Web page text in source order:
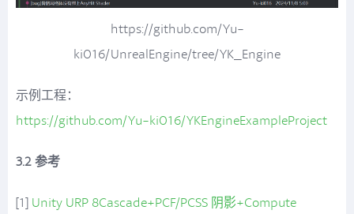
https://github.com/Yu-
ki016/UnrealEngine/tree/YK_Engine
示例工程：
https://github.com/Yu-ki016/YKEngineExampleProject
3.2 参考
[1] Unity URP 8Cascade+PCF/PCSS 阴影+Compute